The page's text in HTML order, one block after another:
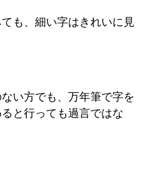
も、細い字はきれいに見
い方でも、万年筆で字を
と行っても過言ではな